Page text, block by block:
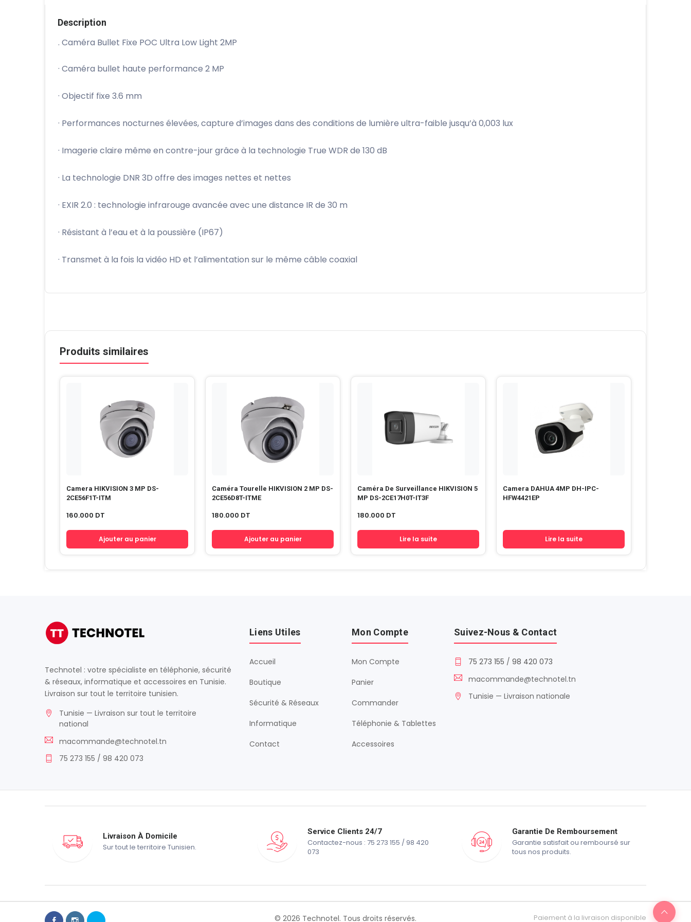
Description
. Caméra Bullet Fixe POC Ultra Low Light 2MP
· Caméra bullet haute performance 2 MP
· Objectif fixe 3.6 mm
· Performances nocturnes élevées, capture d’images dans des conditions de lumière ultra-faible jusqu’à 0,003 lux
· Imagerie claire même en contre-jour grâce à la technologie True WDR de 130 dB
· La technologie DNR 3D offre des images nettes et nettes
· EXIR 2.0 : technologie infrarouge avancée avec une distance IR de 30 m
· Résistant à l’eau et à la poussière (IP67)
· Transmet à la fois la vidéo HD et l’alimentation sur le même câble coaxial
Produits similaires
Camera HIKVISION 3 MP DS-
2CE56F1T-ITM
160.000 DT
Ajouter au panier
Caméra Tourelle HIKVISION 2 MP DS-
2CE56D8T-ITME
180.000 DT
Ajouter au panier
Caméra De Surveillance HIKVISION 5
MP DS-2CE17H0T-IT3F
180.000 DT
Lire la suite
Camera DAHUA 4MP DH-IPC-
HFW4421EP
Lire la suite
Technotel : votre spécialiste en téléphonie, sécurité
& réseaux, informatique et accessoires en Tunisie.
Livraison sur tout le territoire tunisien.
Tunisie — Livraison sur tout le territoire
national
macommande@technotel.tn
75 273 155 / 98 420 073
Liens Utiles
Accueil
Boutique
Sécurité & Réseaux
Informatique
Contact
Mon Compte
Mon Compte
Panier
Commander
Téléphonie & Tablettes
Accessoires
Suivez-Nous & Contact
75 273 155 / 98 420 073
macommande@technotel.tn
Tunisie — Livraison nationale
Livraison À Domicile
Sur tout le territoire Tunisien.
Service Clients 24/7
Contactez-nous : 75 273 155 / 98 420
073
Garantie De Remboursement
Garantie satisfait ou remboursé sur
tous nos produits.
© 2026 Technotel. Tous droits réservés. Paiement à la livraison disponible